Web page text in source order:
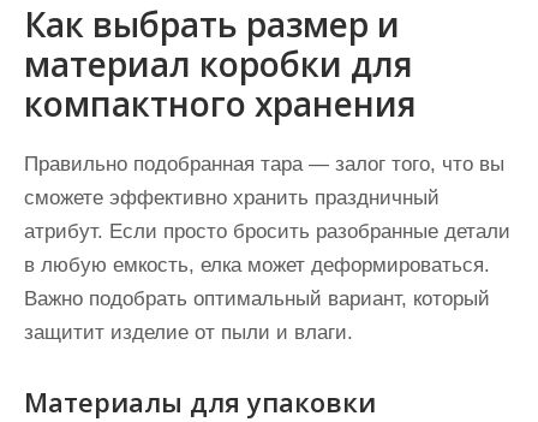
Как выбрать размер и
материал коробки для
компактного хранения
Правильно подобранная тара — залог того, что вы
сможете эффективно хранить праздничный
атрибут. Если просто бросить разобранные детали
в любую емкость, елка может деформироваться.
Важно подобрать оптимальный вариант, который
защитит изделие от пыли и влаги.
Материалы для упаковки